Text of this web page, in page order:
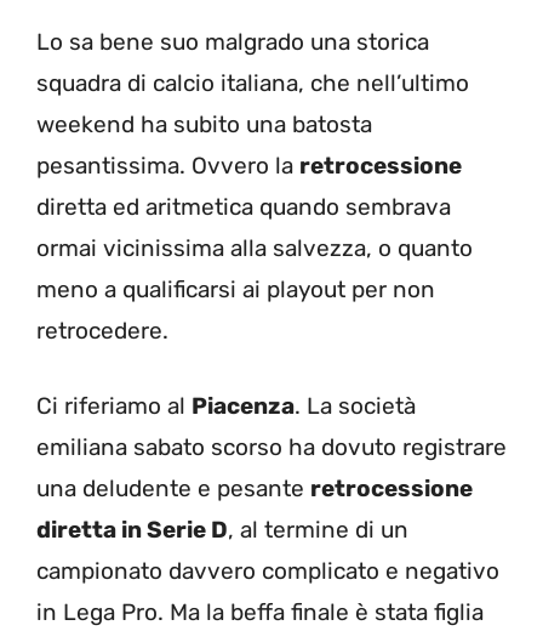
Lo sa bene suo malgrado una storica
squadra di calcio italiana, che nell’ultimo
weekend ha subito una batosta
pesantissima. Ovvero la retrocessione
diretta ed aritmetica quando sembrava
ormai vicinissima alla salvezza, o quanto
meno a qualificarsi ai playout per non
retrocedere.
Ci riferiamo al Piacenza. La società
emiliana sabato scorso ha dovuto registrare
una deludente e pesante retrocessione
diretta in Serie D, al termine di un
campionato davvero complicato e negativo
in Lega Pro. Ma la beffa finale è stata figlia